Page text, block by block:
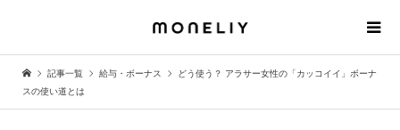
記事一覧 給与・ボーナス
どう使う？ アラサー女性の「カッコイイ」ボーナ
スの使い道とは